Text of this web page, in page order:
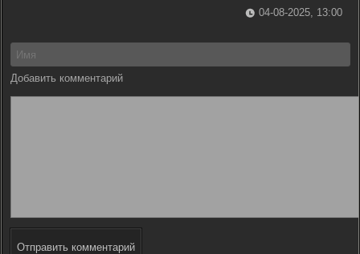
04-08-2025, 13:00
Добавить комментарий
Отправить комментарий